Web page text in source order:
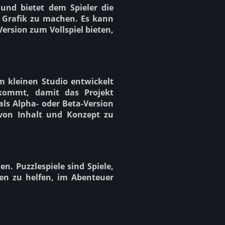
bietet dem Spieler die
zu machen. Es kann
zum Vollspiel bieten,
kleinen Studio entwickelt
damit das Projekt
Alpha- oder Beta-Version
Inhalt und Konzept zu
Puzzlespiele sind Spiele,
zu helfen, im Abenteuer